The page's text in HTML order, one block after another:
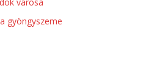
városa
gyöngyszeme